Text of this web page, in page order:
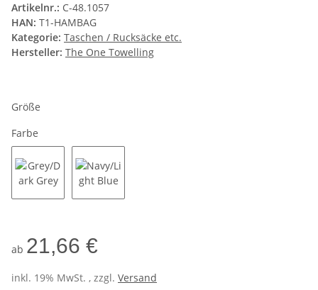
Artikelnr.: C-48.1057
HAN: T1-HAMBAG
Kategorie: Taschen / Rucksäcke etc.
Hersteller: The One Towelling
Größe
Farbe
ab 21,66 €
inkl. 19% MwSt. , zzgl. Versand